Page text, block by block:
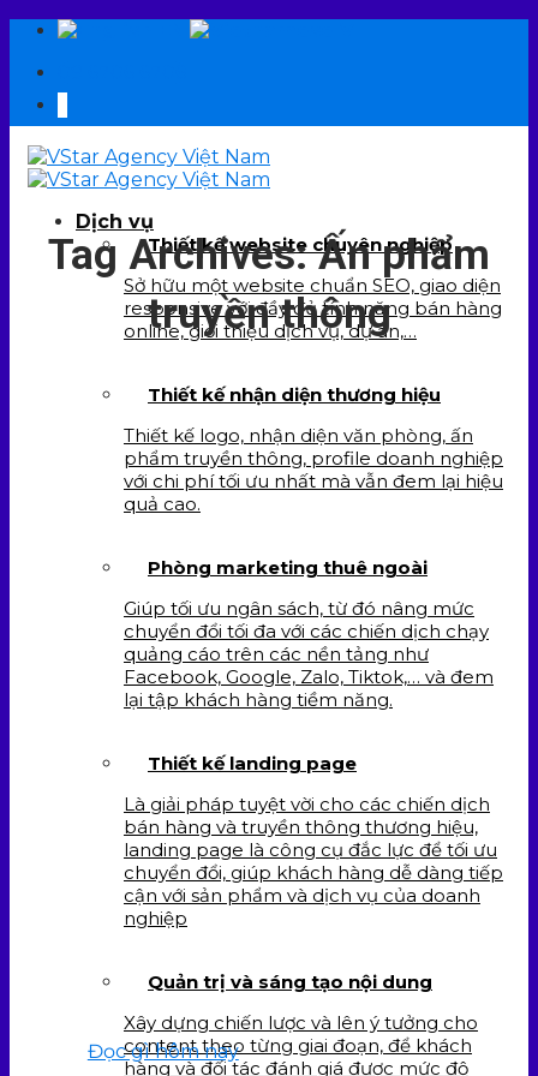
Skip
content
Dịch vụ
Thiết kế website chuyên nghiệp
Sở hữu một website chuẩn SEO, giao diện
responsive với đầy đủ tính năng bán hàng
online, giới thiệu dịch vụ, dự án,…
Thiết kế nhận diện thương hiệu
Thiết kế logo, nhận diện văn phòng, ấn
phẩm truyền thông, profile doanh nghiệp
với chi phí tối ưu nhất mà vẫn đem lại hiệu
quả cao.
Phòng marketing thuê ngoài
Giúp tối ưu ngân sách, từ đó nâng mức
chuyển đổi tối đa với các chiến dịch chạy
quảng cáo trên các nền tảng như
Facebook, Google, Zalo, Tiktok,… và đem
lại tập khách hàng tiềm năng.
Thiết kế landing page
Là giải pháp tuyệt vời cho các chiến dịch
bán hàng và truyền thông thương hiệu,
landing page là công cụ đắc lực để tối ưu
chuyển đổi, giúp khách hàng dễ dàng tiếp
cận với sản phẩm và dịch vụ của doanh
nghiệp
Quản trị và sáng tạo nội dung
Xây dựng chiến lược và lên ý tưởng cho
content theo từng giai đoạn, để khách
hàng và đối tác đánh giá được mức độ
Tag Archives:Ấn phẩm
truyền thông
Đọc gì hôm nay